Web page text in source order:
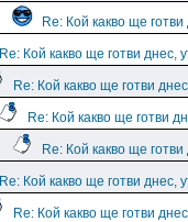
Re: Кой какво ще
Re: Кой какво ще готви днес,
Re: Кой какво ще готви
Re: Кой какво ще готви
Re: Кой какво ще
Re: Кой какво ще готви днес,
Re: Кой какво ще готви